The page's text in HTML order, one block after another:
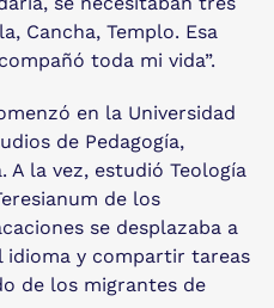
Cancha, Templo. Esa
toda mi vida”.
en la Universidad
de Pedagogía,
la vez, estudió Teología
de los
se desplazaba a
idioma y compartir tareas
de los migrantes de